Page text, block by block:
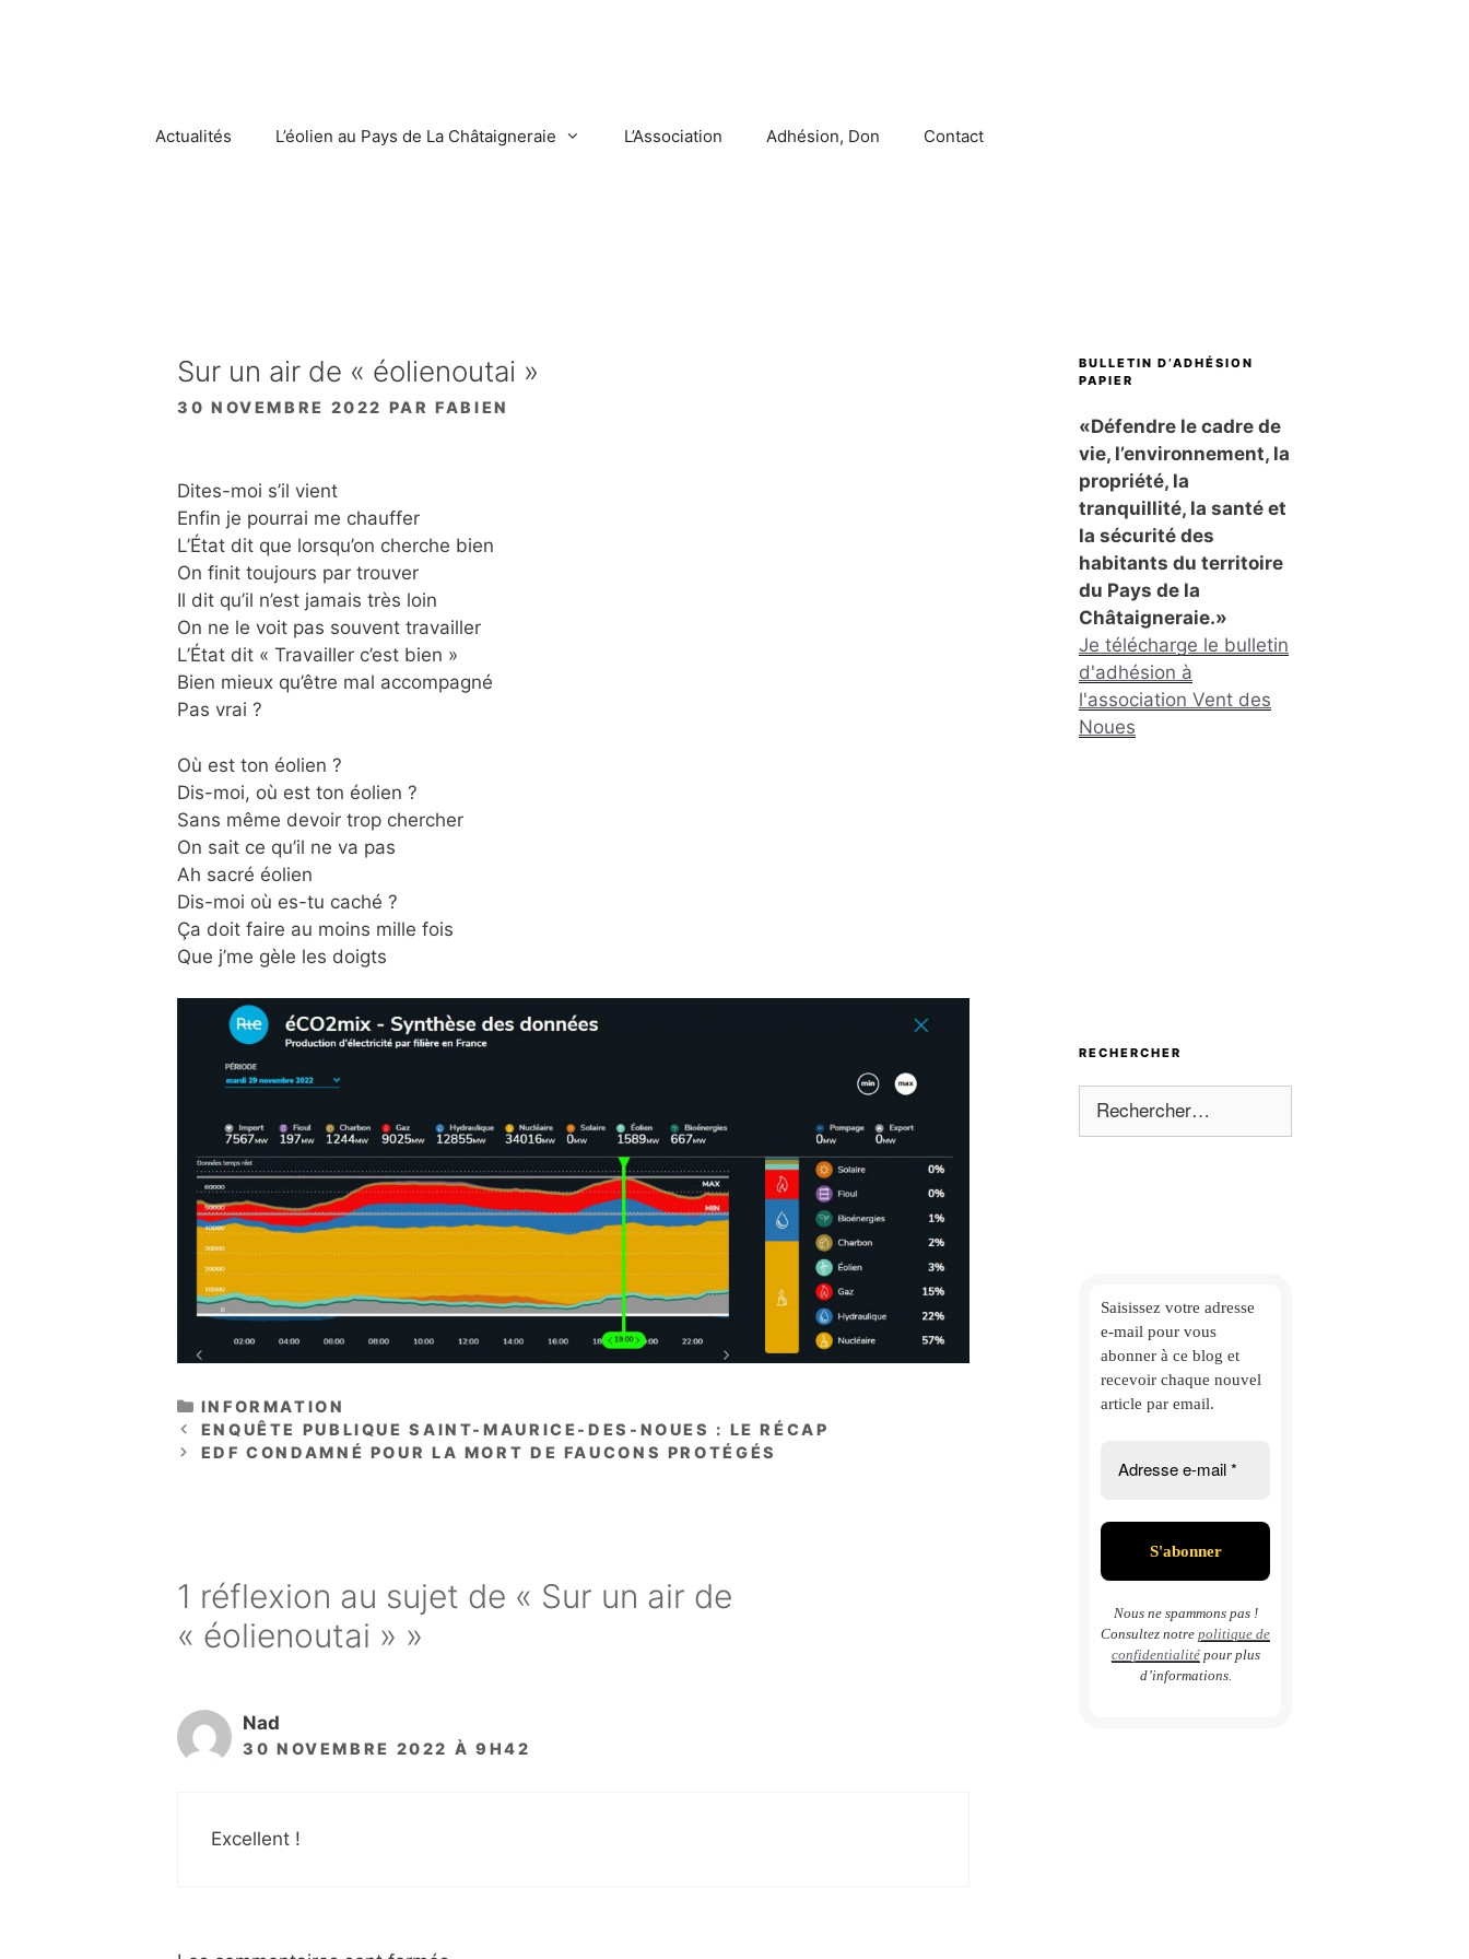
Actualités L’éolien au Pays de La Châtaigneraie L’Association Adhésion, Don Contact
Sur un air de « éolienoutai »
30 NOVEMBRE 2022 PARFABIEN
Dites-moi s’il vient
Enfin je pourrai me chauffer
L’État dit que lorsqu’on cherche bien
On finit toujours par trouver
Il dit qu’il n’est jamais très loin
On ne le voit pas souvent travailler
L’État dit « Travailler c’est bien »
Bien mieux qu’être mal accompagné
Pas vrai ?
Où est ton éolien ?
Dis-moi, où est ton éolien ?
Sans même devoir trop chercher
On sait ce qu’il ne va pas
Ah sacré éolien
Dis-moi où es-tu caché ?
Ça doit faire au moins mille fois
Que j’me gèle les doigts
CATÉGORIES
INFORMATION
ENQUÊTE PUBLIQUE SAINT-MAURICE-DES-NOUES : LE RÉCAP
EDF CONDAMNÉ POUR LA MORT DE FAUCONS PROTÉGÉS
1 réflexion au sujet de « Sur un air de
« éolienoutai » »
Nad
30 NOVEMBRE 2022 À 9H42
Excellent !
BULLETIN D’ADHÉSION
PAPIER
«Défendre le cadre de
vie, l’environnement, la
propriété, la
tranquillité, la santé et
la sécurité des
habitants du territoire
du Pays de la
Châtaigneraie.»
Je télécharge le bulletin
d'adhésion à
l'association Vent des
Noues
RECHERCHER
Saisissez votre adresse
e-mail pour vous
abonner à ce blog et
recevoir chaque nouvel
article par email.
Nous ne spammons pas !
Consultez notre politique de
confidentialitépour plus
d’informations.